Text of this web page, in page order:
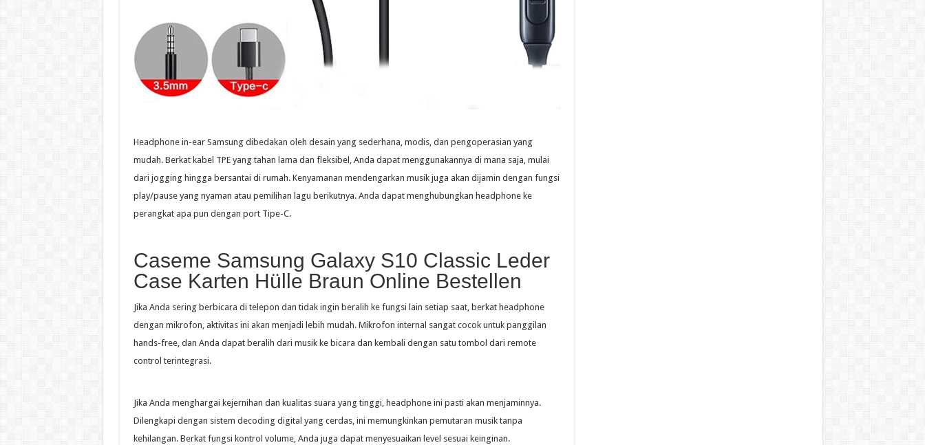
Headphone in-ear Samsung dibedakan oleh desain yang sederhana, modis, dan pengoperasian yang
mudah. Berkat kabel TPE yang tahan lama dan fleksibel, Anda dapat menggunakannya di mana saja, mulai
dari jogging hingga bersantai di rumah. Kenyamanan mendengarkan musik juga akan dijamin dengan fungsi
play/pause yang nyaman atau pemilihan lagu berikutnya. Anda dapat menghubungkan headphone ke
perangkat apa pun dengan port Tipe-C.
Caseme Samsung Galaxy S10 Classic Leder
Case Karten Hülle Braun Online Bestellen
Jika Anda sering berbicara di telepon dan tidak ingin beralih ke fungsi lain setiap saat, berkat headphone
dengan mikrofon, aktivitas ini akan menjadi lebih mudah. Mikrofon internal sangat cocok untuk panggilan
hands-free, dan Anda dapat beralih dari musik ke bicara dan kembali dengan satu tombol dari remote
control terintegrasi.
Jika Anda menghargai kejernihan dan kualitas suara yang tinggi, headphone ini pasti akan menjaminnya.
Dilengkapi dengan sistem decoding digital yang cerdas, ini memungkinkan pemutaran musik tanpa
kehilangan. Berkat fungsi kontrol volume, Anda juga dapat menyesuaikan level sesuai keinginan.